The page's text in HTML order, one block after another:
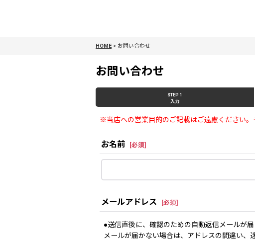
HOME > お問い合わせ
お問い合わせ
STEP 1
入力
※当店への営業目的のご記載はご遠慮ください。
お名前 [必須]
メールアドレス [必須]
●送信直後に、確認のための自動返信メールが届
メールが届かない場合は、アドレスの間違い、